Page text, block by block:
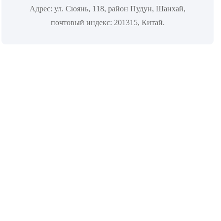
Адрес: ул. Сюянь, 118, район Пудун, Шанхай,
почтовый индекс: 201315, Китай.